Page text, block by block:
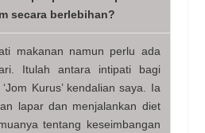
secara berlebihan?
makanan namun perlu ada
Itulah antara intipati bagi
Kurus’ kendalian saya. Ia
lapar dan menjalankan diet
tentang keseimbangan